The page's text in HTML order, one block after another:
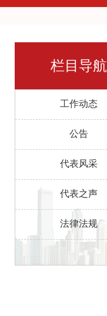
栏目导航
工作动态
公告
代表风采
代表之声
法律法规